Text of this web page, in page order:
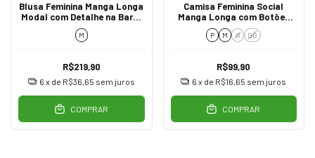
Blusa Feminina Manga Longa
Modal com Detalhe na Barra
Marsala
M
R$219,90
6 x de R$36,65 sem juros
COMPRAR
Camisa Feminina Social
Manga Longa com Botões
LF74032 Marrom
P M G GG
R$99,90
6 x de R$16,65 sem juros
COMPRAR